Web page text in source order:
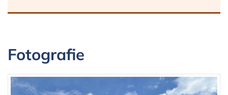
Fotografie